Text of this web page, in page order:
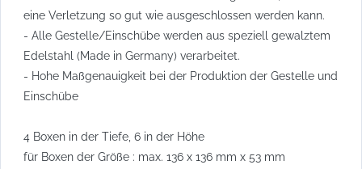
eine Verletzung so gut wie ausgeschlossen werden kann.
- Alle Gestelle/Einschübe werden aus speziell gewalztem
Edelstahl (Made in Germany) verarbeitet.
- Hohe Maßgenauigkeit bei der Produktion der Gestelle und
Einschübe
4 Boxen in der Tiefe, 6 in der Höhe
für Boxen der Größe : max. 136 x 136 mm x 53 mm